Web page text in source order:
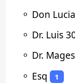
⚬ Don
⚬ Dr. Luis
⚬ Dr.
⚬ Esq 1